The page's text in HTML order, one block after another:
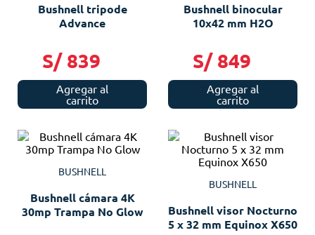
Bushnell tripode
Advance
S/ 839
Agregar al
carrito
Bushnell binocular
10x42 mm H2O
S/ 849
Agregar al
carrito
BUSHNELL
Bushnell cámara 4K
30mp Trampa No Glow
BUSHNELL
Bushnell visor Nocturno
5 x 32 mm Equinox X650